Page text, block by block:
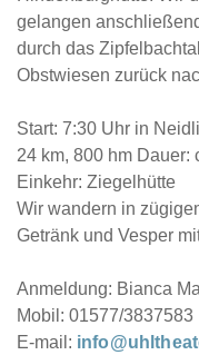
gelangen
durch das
Obstwiesen zurück
Start: 7:30 Uhr in
24 km, 800 hm Dauer:
Einkehr: Ziegelhütte
Wir wandern in
Getränk und Vesper
Anmeldung: Bianca
Mobil: 01577/3837583
E-mail: